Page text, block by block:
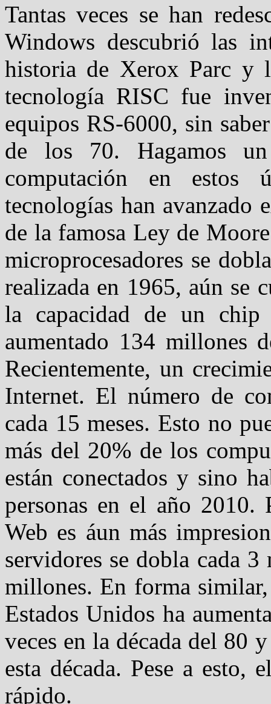
Tantas veces se han
Windows descubrió las
historia de Xerox Parc y
tecnología RISC fue
equipos RS-6000, sin
de los 70. Hagamos
computación en estos
tecnologías han avanzado
de la famosa Ley de
microprocesadores se
realizada en 1965, aún se
la capacidad de un
aumentado 134 millones
Recientemente, un
Internet. El número de
cada 15 meses. Esto no
más del 20% de los
están conectados y sino
personas en el año 2010.
Web es áun más
servidores se dobla cada 3
millones. En forma
Estados Unidos ha
veces en la década del 80
esta década. Pese a esto,
rápido.